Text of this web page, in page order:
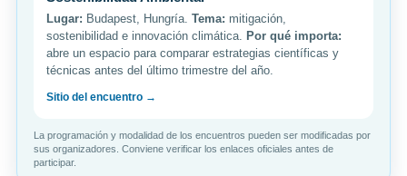
Lugar: Budapest, Hungría. Tema: mitigación,
sostenibilidad e innovación climática. Por qué importa:
abre un espacio para comparar estrategias científicas y
técnicas antes del último trimestre del año.
Sitio del encuentro →
La programación y modalidad de los encuentros pueden ser modificadas por
sus organizadores. Conviene verificar los enlaces oficiales antes de
participar.